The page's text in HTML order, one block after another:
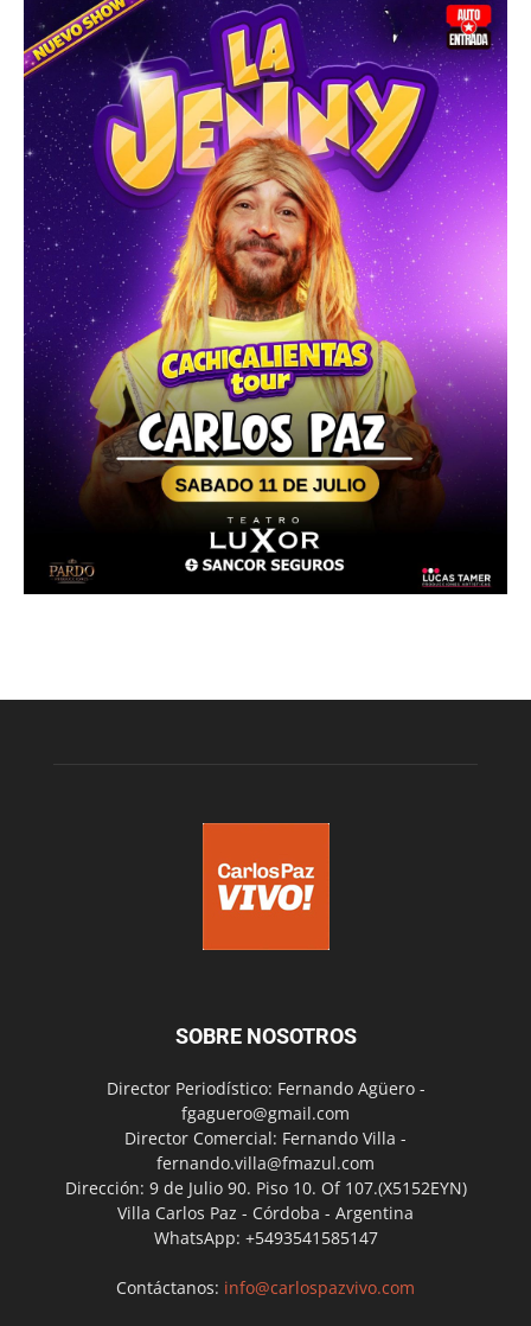
SOBRE NOSOTROS
Director Periodístico: Fernando Agüero -
fgaguero@gmail.com
Director Comercial: Fernando Villa -
fernando.villa@fmazul.com
Dirección: 9 de Julio 90. Piso 10. Of 107.(X5152EYN)
Villa Carlos Paz - Córdoba - Argentina
WhatsApp: +5493541585147
Contáctanos: info@carlospazvivo.com